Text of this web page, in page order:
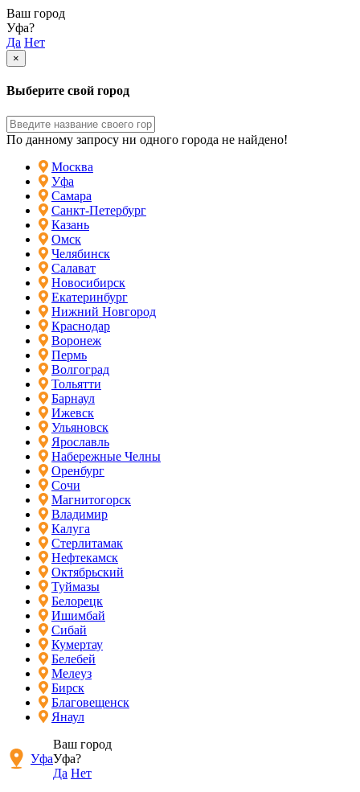
Ваш город
Уфа?
Да Нет
×
Выберите свой город
По данному запросу ни одного города не найдено!
Москва
Уфа
Самара
Санкт-Петербург
Казань
Омск
Челябинск
Салават
Новосибирск
Екатеринбург
Нижний Новгород
Краснодар
Воронеж
Пермь
Волгоград
Тольятти
Барнаул
Ижевск
Ульяновск
Ярославль
Набережные Челны
Оренбург
Сочи
Магнитогорск
Владимир
Калуга
Стерлитамак
Нефтекамск
Октябрьский
Туймазы
Белорецк
Ишимбай
Сибай
Кумертау
Белебей
Мелеуз
Бирск
Благовещенск
Янаул
Уфа
Ваш город
Уфа?
Да Нет